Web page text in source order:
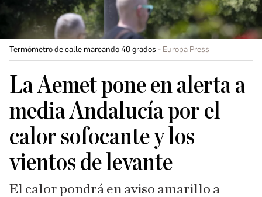
Termómetro de calle marcando 40 grados Europa Press
La Aemet pone en alerta a
media Andalucía por el
calor sofocante y los
vientos de levante
El calor pondrá en aviso amarillo a